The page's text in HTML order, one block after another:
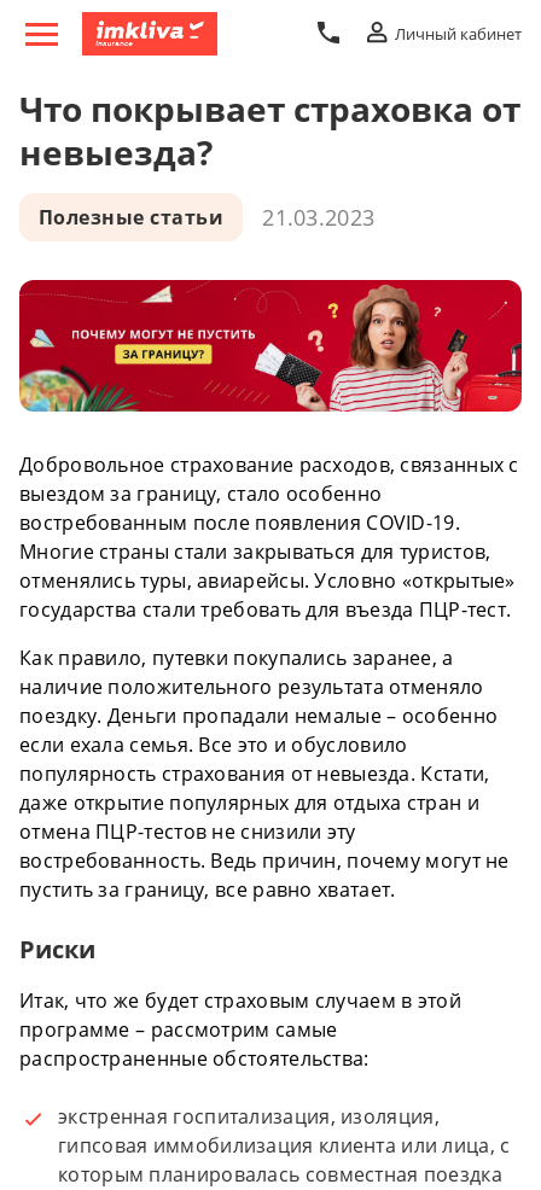
Личный кабинет
Что покрывает страховка от
невыезда?
Полезные статьи 21.03.2023
Добровольное страхование расходов, связанных с
выездом за границу, стало особенно
востребованным после появления COVID-19.
Многие страны стали закрываться для туристов,
отменялись туры, авиарейсы. Условно «открытые»
государства стали требовать для въезда ПЦР-тест.
Как правило, путевки покупались заранее, а
наличие положительного результата отменяло
поездку. Деньги пропадали немалые – особенно
если ехала семья. Все это и обусловило
популярность страхования от невыезда. Кстати,
даже открытие популярных для отдыха стран и
отмена ПЦР-тестов не снизили эту
востребованность. Ведь причин, почему могут не
пустить за границу, все равно хватает.
Риски
Итак, что же будет страховым случаем в этой
программе – рассмотрим самые
распространенные обстоятельства:
экстренная госпитализация, изоляция,
гипсовая иммобилизация клиента или лица, с
которым планировалась совместная поездка